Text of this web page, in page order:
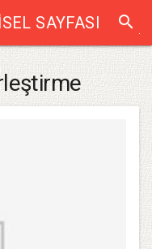
SAYFASI search